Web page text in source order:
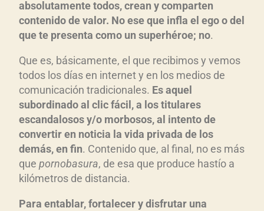
absolutamente todos, crean y comparten
contenido de valor. No ese que infla el ego o del
que te presenta como un superhéroe; no.
Que es, básicamente, el que recibimos y vemos
todos los días en internet y en los medios de
comunicación tradicionales. Es aquel
subordinado al clic fácil, a los titulares
escandalosos y/o morbosos, al intento de
convertir en noticia la vida privada de los
demás, en fin. Contenido que, al final, no es más
que pornobasura, de esa que produce hastío a
kilómetros de distancia.
Para entablar, fortalecer y disfrutar una